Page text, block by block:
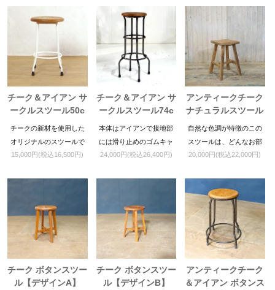
で床を傷つける心配もあ
りません。
チーク＆アイアン サ
ークルスツール50c
m ナチュラル＆ホワ
チークの新材を使用した
オリジナルのスツールで
す。接地面にはラバーキ
15,000円(税込16,500円)
チーク＆アイアン サ
ークルスツール74c
m
本体はアイアンで接地部
には滑り止めのゴムキャ
ップが付いております。1
います。
24,000円(税込26,400円)
アンティークチーク
ナチュラルスツール
自然な色調が特徴のこの
スツールは、どんなお部
屋にも馴染みます
20,000円(税込22,000円)
チーク ボタンスツー
ル【デザインA】
チーク ボタンスツー
ル【デザインB】
アンティークチーク
＆アイアン ボタンス